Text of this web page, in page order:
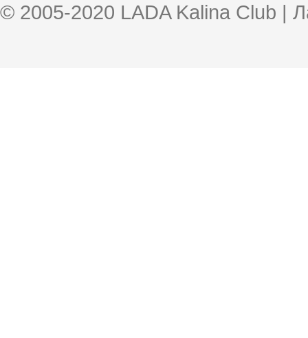
© 2005-2020 LADA Kalina Club |